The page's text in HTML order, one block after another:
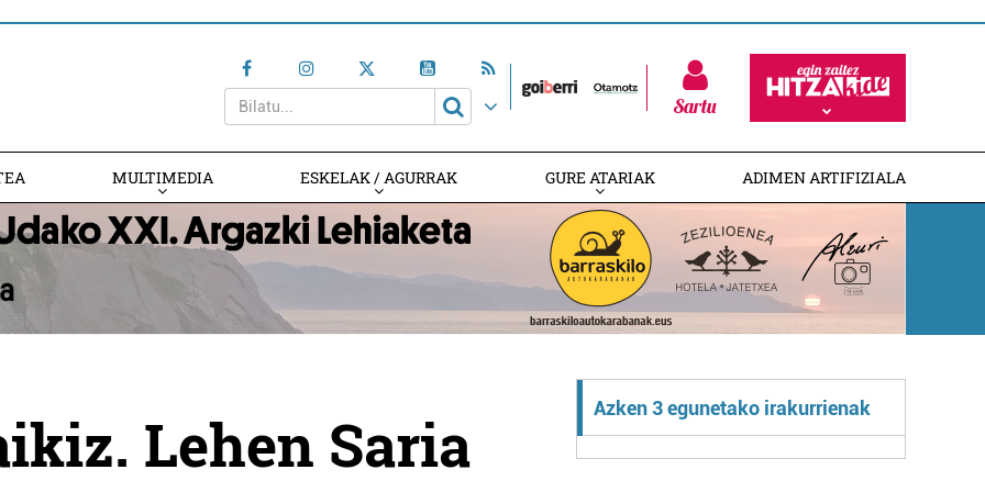
Sartu
MULTIMEDIA ESKELAK / AGURRAK GURE ATARIAK ADIMEN ARTIFIZIALA
Lehen Saria Azken 3 egunetako irakurrienak